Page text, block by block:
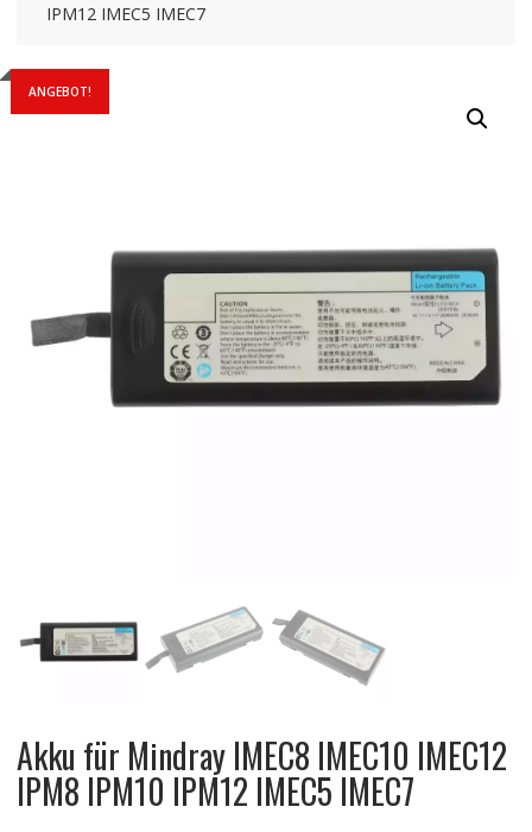
IPM12 IMEC5 IMEC7
ANGEBOT!
Akku für Mindray IMEC8 IMEC10 IMEC12
IPM8 IPM10 IPM12 IMEC5 IMEC7